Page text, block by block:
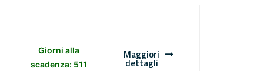
Giorni alla
scadenza: 511
Maggiori
dettagli